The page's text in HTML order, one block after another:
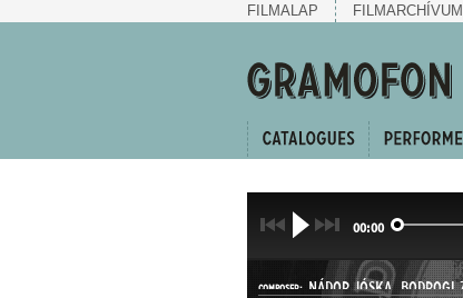
FILMALAP FILMARCHÍVUM
00:00
COMPOSER: NÁDOR JÓSKA, BODROGI